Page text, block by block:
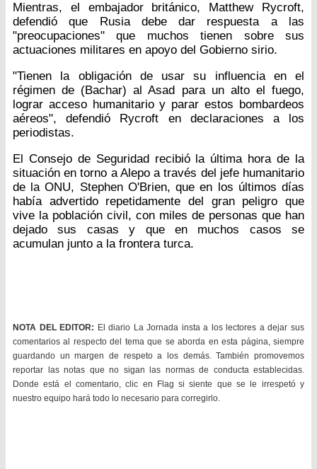
Mientras, el embajador británico, Matthew Rycroft,
defendió que Rusia debe dar respuesta a las
"preocupaciones" que muchos tienen sobre sus
actuaciones militares en apoyo del Gobierno sirio.
"Tienen la obligación de usar su influencia en el
régimen de (Bachar) al Asad para un alto el fuego,
lograr acceso humanitario y parar estos bombardeos
aéreos", defendió Rycroft en declaraciones a los
periodistas.
El Consejo de Seguridad recibió la última hora de la
situación en torno a Alepo a través del jefe humanitario
de la ONU, Stephen O'Brien, que en los últimos días
había advertido repetidamente del gran peligro que
vive la población civil, con miles de personas que han
dejado sus casas y que en muchos casos se
acumulan junto a la frontera turca.
NOTA DEL EDITOR: El diario La Jornada insta a los lectores a dejar sus
comentarios al respecto del tema que se aborda en esta página, siempre
guardando un margen de respeto a los demás. También promovemos
reportar las notas que no sigan las normas de conducta establecidas.
Donde está el comentario, clic en Flag si siente que se le irrespetó y
nuestro equipo hará todo lo necesario para corregirlo.